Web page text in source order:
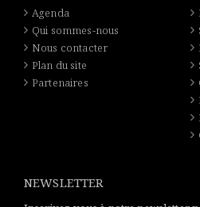
Agenda
Qui sommes-nous
Nous contacter
Plan du site
Partenaires
NEWSLETTER